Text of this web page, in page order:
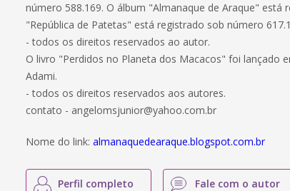
número 588.169. O álbum "Almanaque de Araque" está
"República de Patetas" está registrado sob número
- todos os direitos reservados ao autor.
O livro "Perdidos no Planeta dos Macacos" foi lançado
Adami.
- todos os direitos reservados aos autores.
contato - angelomsjunior@yahoo.com.br
Nome do link:almanaquedearaque.blogspot.com.br
Perfil completo Fale com o autor